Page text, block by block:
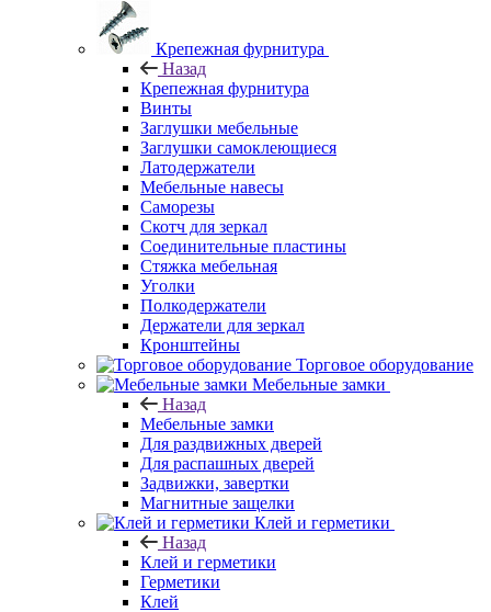
Крепежная фурнитура
Назад
Крепежная фурнитура
Винты
Заглушки мебельные
Заглушки самоклеющиеся
Латодержатели
Мебельные навесы
Саморезы
Скотч для зеркал
Соединительные пластины
Стяжка мебельная
Уголки
Полкодержатели
Держатели для зеркал
Кронштейны
Торговое оборудование
Мебельные замки
Назад
Мебельные замки
Для раздвижных дверей
Для распашных дверей
Задвижки, завертки
Магнитные защелки
Клей и герметики
Назад
Клей и герметики
Герметики
Клей